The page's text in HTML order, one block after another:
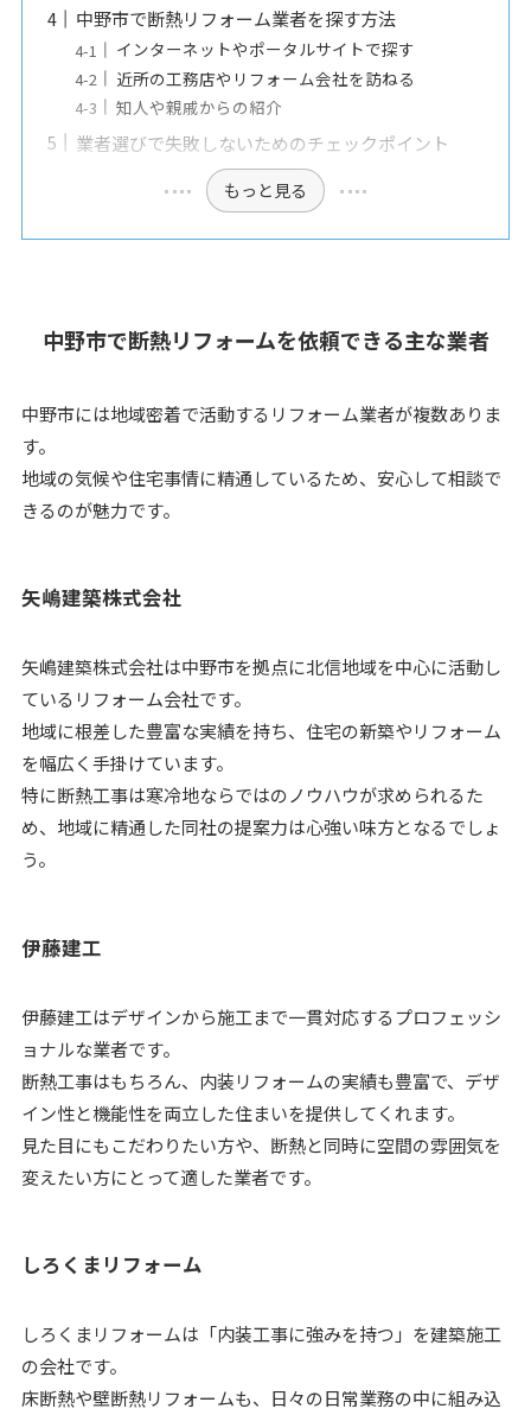
中野市で断熱リフォーム業者を探す方法
インターネットやポータルサイトで探す
近所の工務店やリフォーム会社を訪ねる
知人や親戚からの紹介
業者選びで失敗しないためのチェックポイント
もっと見る
中野市で断熱リフォームを依頼できる主な業者
中野市には地域密着で活動するリフォーム業者が複数ありま
す。
地域の気候や住宅事情に精通しているため、安心して相談で
きるのが魅力です。
矢嶋建築株式会社
矢嶋建築株式会社は中野市を拠点に北信地域を中心に活動し
ているリフォーム会社です。
地域に根差した豊富な実績を持ち、住宅の新築やリフォーム
を幅広く手掛けています。
特に断熱工事は寒冷地ならではのノウハウが求められるた
め、地域に精通した同社の提案力は心強い味方となるでしょ
う。
伊藤建工
伊藤建工はデザインから施工まで一貫対応するプロフェッシ
ョナルな業者です。
断熱工事はもちろん、内装リフォームの実績も豊富で、デザ
イン性と機能性を両立した住まいを提供してくれます。
見た目にもこだわりたい方や、断熱と同時に空間の雰囲気を
変えたい方にとって適した業者です。
しろくまリフォーム
しろくまリフォームは「内装工事に強みを持つ」を建築施工
の会社です。
床断熱や壁断熱リフォームも、日々の日常業務の中に組み込